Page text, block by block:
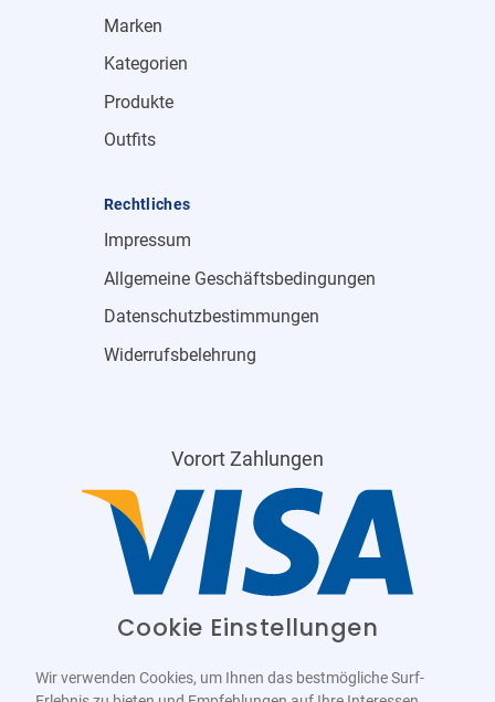
Marken
Kategorien
Produkte
Outfits
Rechtliches
Impressum
Allgemeine Geschäftsbedingungen
Datenschutzbestimmungen
Widerrufsbelehrung
Vorort Zahlungen
Cookie Einstellungen
Wir verwenden Cookies, um Ihnen das bestmögliche Surf-